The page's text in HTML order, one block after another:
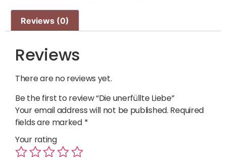
Reviews (0)
Reviews
There are no reviews yet.
Be the first to review “Die unerfüllte Liebe”
Your email address will not be published. Required
fields are marked *
Your rating